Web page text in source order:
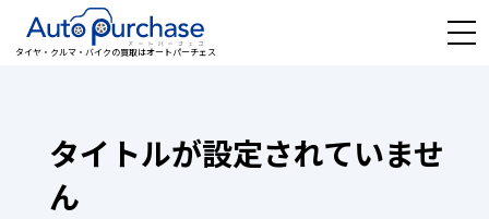
タイヤ・クルマ・バイクの買取はオートパーチェス
タイトルが設定されていませ
ん